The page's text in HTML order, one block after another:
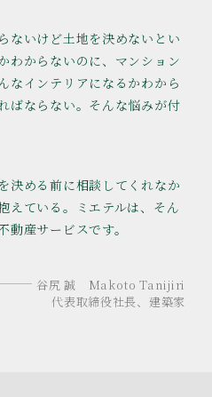
ないけど土地を決めないとい
わからないのに、マンション
なインテリアになるかわから
ばならない。そんな悩みが付
決める前に相談してくれなか
えている。ミエテルは、そん
動産サービスです。
谷尻 誠 Makoto Tanijiri
代表取締役社長、建築家